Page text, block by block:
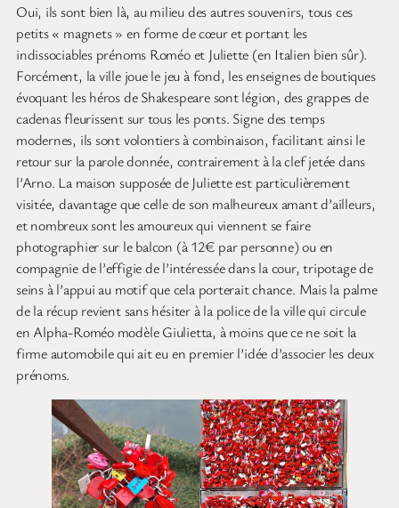
Oui, ils sont bien là, au milieu des autres souvenirs, tous ces
petits « magnets » en forme de cœur et portant les
indissociables prénoms Roméo et Juliette (en Italien bien sûr).
Forcément, la ville joue le jeu à fond, les enseignes de boutiques
évoquant les héros de Shakespeare sont légion, des grappes de
cadenas fleurissent sur tous les ponts. Signe des temps
modernes, ils sont volontiers à combinaison, facilitant ainsi le
retour sur la parole donnée, contrairement à la clef jetée dans
l’Arno. La maison supposée de Juliette est particulièrement
visitée, davantage que celle de son malheureux amant d’ailleurs,
et nombreux sont les amoureux qui viennent se faire
photographier sur le balcon (à 12€ par personne) ou en
compagnie de l’effigie de l’intéressée dans la cour, tripotage de
seins à l’appui au motif que cela porterait chance. Mais la palme
de la récup revient sans hésiter à la police de la ville qui circule
en Alpha-Roméo modèle Giulietta, à moins que ce ne soit la
firme automobile qui ait eu en premier l’idée d’associer les deux
prénoms.